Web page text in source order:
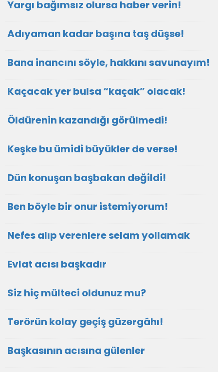
Yargı bağımsız olursa haber verin!
Adıyaman kadar başına taş düşse!
Bana inancını söyle, hakkını savunayım!
Kaçacak yer bulsa “kaçak” olacak!
Öldürenin kazandığı görülmedi!
Keşke bu ümidi büyükler de verse!
Dün konuşan başbakan değildi!
Ben böyle bir onur istemiyorum!
Nefes alıp verenlere selam yollamak
Evlat acısı başkadır
Siz hiç mülteci oldunuz mu?
Terörün kolay geçiş güzergâhı!
Başkasının acısına gülenler